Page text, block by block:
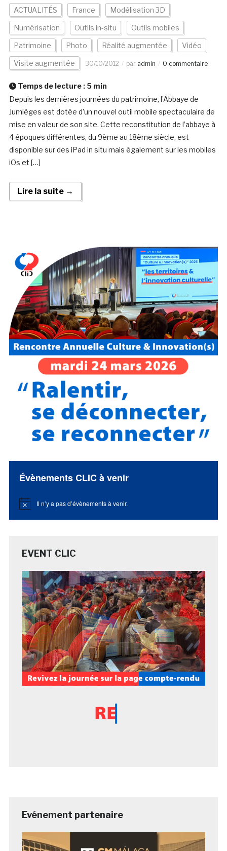
ACTUALITÉS France Modélisation 3D
Numérisation Outils in-situ Outils mobiles
Patrimoine Photo Réalité augmentée Vidéo
Visite augmentée 30/10/2012 par admin 0 commentaire
Temps de lecture : 5 min
Depuis les dernières journées du patrimoine, l’Abbaye de
Jumièges est dotée d’un nouvel outil mobile spectaculaire de
mise en valeur de son site. Cette reconstitution de l’abbaye à
4 époques différentes, du 9ème au 18ème siècle, est
disponible sur des iPad in situ mais également sur les mobiles
iOs et […]
Lire la suite →
Évènements CLIC à venir
Notice Il n’y a pas d’évènements à venir.
EVENT CLIC
Evénement partenaire